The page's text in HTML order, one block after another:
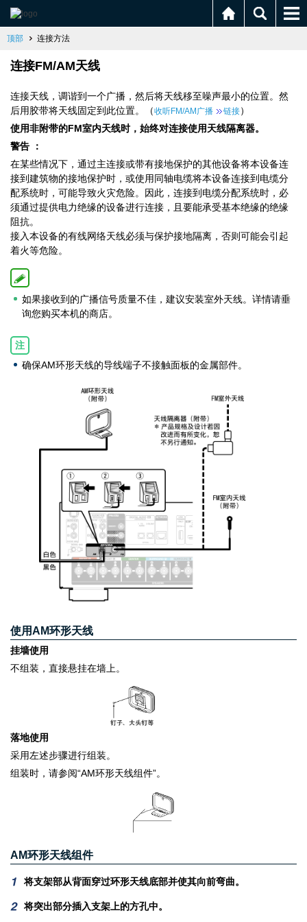
顶部 连接方法
连接FM/AM天线
连接天线，调谐到一个广播，然后将天线移至噪声最小的位置。然
后用胶带将天线固定到此位置。（收听FM/AM广播 链接）
使用非附带的FM室内天线时，始终对连接使用天线隔离器。
警告 ：
在某些情况下，通过主连接或带有接地保护的其他设备将本设备连
接到建筑物的接地保护时，或使用同轴电缆将本设备连接到电缆分
配系统时，可能导致火灾危险。因此，连接到电缆分配系统时，必
须通过提供电力绝缘的设备进行连接，且要能承受基本绝缘的绝缘
阻抗。
接入本设备的有线网络天线必须与保护接地隔离，否则可能会引起
着火等危险。
如果接收到的广播信号质量不佳，建议安装室外天线。详情请垂
询您购买本机的商店。
注
确保AM环形天线的导线端子不接触面板的金属部件。
使用AM环形天线
挂墙使用
不组装，直接悬挂在墙上。
落地使用
采用左述步骤进行组装。
组装时，请参阅“AM环形天线组件”。
AM环形天线组件
将支架部从背面穿过环形天线底部并使其向前弯曲。
将突出部分插入支架上的方孔中。